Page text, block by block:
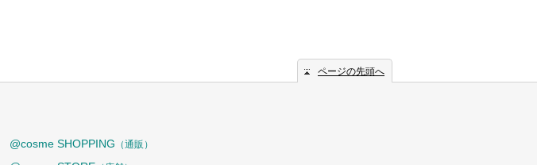
ページの先頭へ
@cosme SHOPPING （通販）